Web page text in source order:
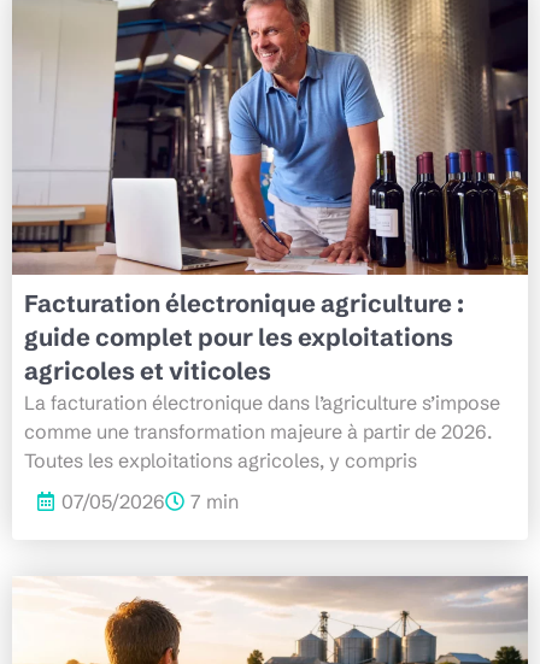
Facturation électronique agriculture :
guide complet pour les exploitations
agricoles et viticoles
La facturation électronique dans l’agriculture s’impose
comme une transformation majeure à partir de 2026.
Toutes les exploitations agricoles, y compris
07/05/2026
7 min